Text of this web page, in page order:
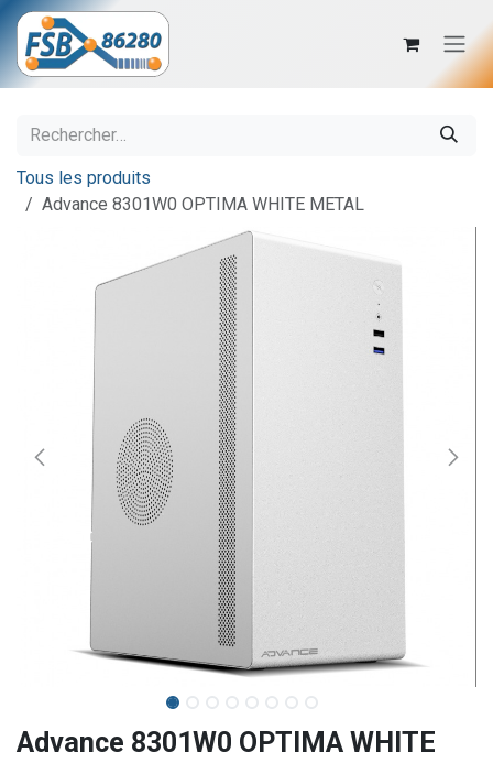
Se rendre au contenu
Tous les produits
Advance 8301W0 OPTIMA WHITE METAL
Advance 8301W0 OPTIMA WHITE